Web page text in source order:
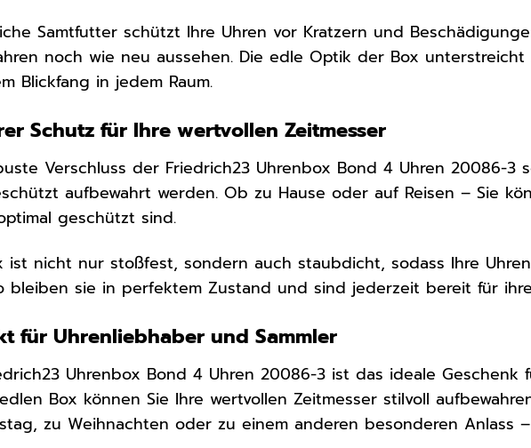
Samtfutter schützt Ihre Uhren vor Kratzern und
noch wie neu aussehen. Die edle Optik der Box
Blickfang in jedem Raum.
Schutz für Ihre wertvollen Zeitmesser
Verschluss der Friedrich23 Uhrenbox Bond 4 Uhren 20086-3
aufbewahrt werden. Ob zu Hause oder auf Reisen – Sie
geschützt sind.
ist nicht nur stoßfest, sondern auch staubdicht, sodass Ihre
bleiben sie in perfektem Zustand und sind jederzeit bereit für
für Uhrenliebhaber und Sammler
Uhrenbox Bond 4 Uhren 20086-3 ist das ideale Geschenk
Box können Sie Ihre wertvollen Zeitmesser stilvoll
zu Weihnachten oder zu einem anderen besonderen Anlass